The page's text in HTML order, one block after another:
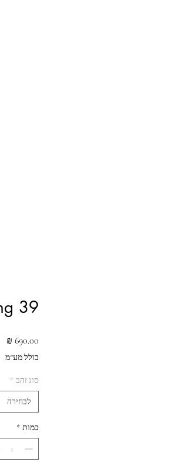
39
כולל מע״מ
סוג זהב *
לבחירה
כמות *